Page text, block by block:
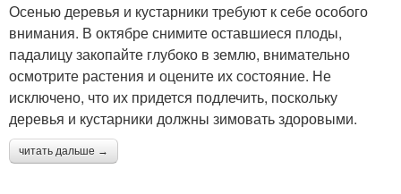
Осенью деревья и кустарники требуют к себе особого
внимания. В октябре снимите оставшиеся плоды,
падалицу закопайте глубоко в землю, внимательно
осмотрите растения и оцените их состояние. Не
исключено, что их придется подлечить, поскольку
деревья и кустарники должны зимовать здоровыми.
читать дальше →